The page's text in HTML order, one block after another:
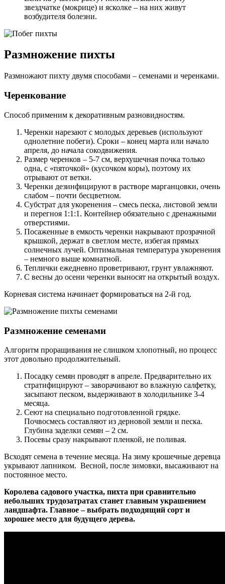
звездчатке (мокрице) и ясколке – на них живут
возбудителя болезни.
Размножение пихты
Размножают пихту двумя способами – семенами и черенками.
Черенкование
Способ применим к декоративным разновидностям.
Черенки нарезают с молодых деревьев (используют
однолетние побеги). Сроки – конец марта или начало
апреля, до начала сокодвижения.
Размер черенков – 5-7 см, верхушечная почка только
одна, с «пяточкой» (кусочком коры), поэтому их
отрывают от ветки.
Черенки дезинфицируют в растворе марганцовки, очень
слабом – почти бесцветном.
Субстрат для укоренения – смесь песка, листовой земли
и перегноя 1:1:1. Контейнер обязательно с дренажными
отверстиями.
Посаженные в емкость черенки накрывают прозрачной
крышкой, держат в светлом месте, избегая прямых
солнечных лучей. Оптимальная температура укоренения
– немного выше комнатной.
Теплички ежедневно проветривают, грунт увлажняют.
С весны до осени черенки выносят на открытый воздух.
Корневая система начинает формироваться на 2-й год.
Размножение семенами
Алгоритм проращивания не слишком хлопотный, но процесс
этот довольно продолжительный.
Посадку семян проводят в апреле. Предварительно их
стратифицируют – заворачивают во влажную салфетку,
засыпают песком, выдерживают в холодильнике 3-4
месяца.
Сеют на специально подготовленной грядке.
Почвосмесь составляют из дерновой земли и песка.
Глубина заделки семян – 2 см.
Посевы сразу накрывают пленкой, не поливая.
Всходят семена в течение месяца. На зиму крошечные деревца
укрывают лапником. Весной, после зимовки, высаживают на
постоянное место.
Королева садового участка, пихта при сравнительно
небольших трудозатратах станет главным украшением
ландшафта. Главное – выбрать подходящий сорт и
хорошее место для будущего дерева.